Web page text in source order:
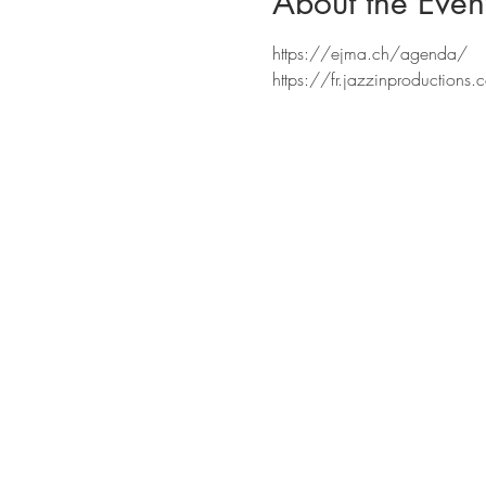
https://ejma.ch/agenda/
https://